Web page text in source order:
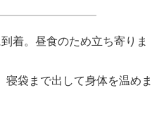
着。昼食のため立ち寄りま
袋まで出して身体を温めま